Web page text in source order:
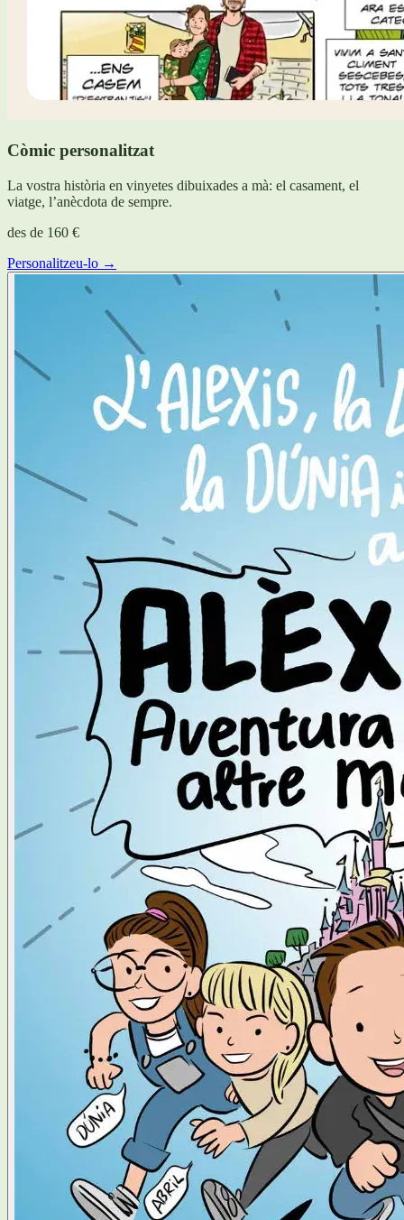
Còmic personalitzat
La vostra història en vinyetes dibuixades a mà: el casament, el
viatge, l’anècdota de sempre.
des de 160 €
Personalitzeu-lo →